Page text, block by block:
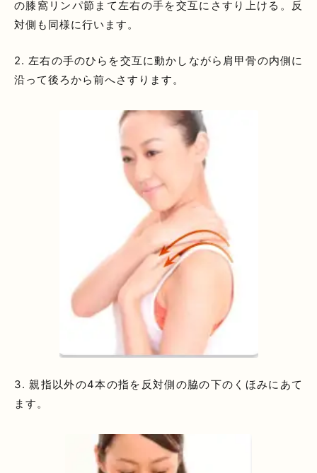
の膝窩リンパ節まて左右の手を交互にさすり上ける。反
対側も同様に行います。
2.左右の手のひらを交互に動かしながら肩甲骨の内側に
沿って後ろから前へさすります。
3. 親指以外の4本の指を反対側の脇の下のくほみにあて
ます。